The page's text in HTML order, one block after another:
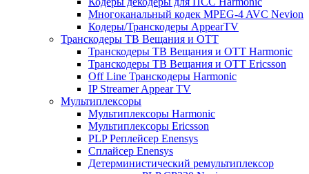
Многоканальный кодек MPEG-4 AVC Nevion
Кодеры/Транскодеры AppearTV
Транскодеры ТВ Вещания и ОТТ
Транскодеры ТВ Вещания и ОТТ Harmonic
Транскодеры ТВ Вещания и ОТТ Ericsson
Off Line Транскодеры Harmonic
IP Streamer Appear TV
Мультиплексоры
Мультиплексоры Harmonic
Мультиплексоры Ericsson
PLP Реплейсер Enensys
Сплайсер Enensys
Детерминистический ремультиплексор